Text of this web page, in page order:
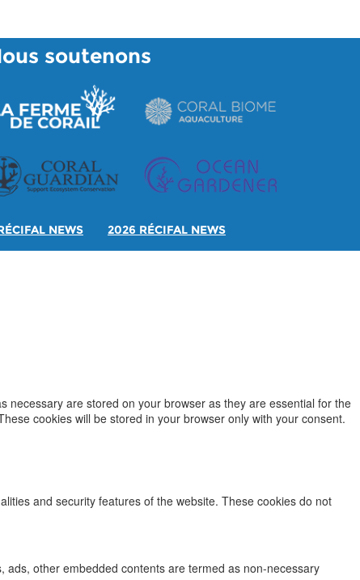
soutenons
NEWS 2026 RÉCIFAL NEWS
necessary are stored on your browser as they are essential for the
cookies will be stored in your browser only with your consent.
and security features of the website. These cookies do not
other embedded contents are termed as non-necessary